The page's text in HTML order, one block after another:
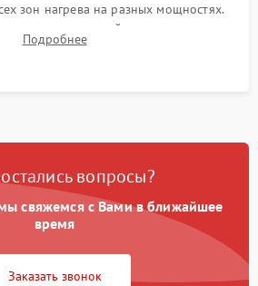
зон нагрева на разных мощностях.
управления, таймера, индикаторов
и систем защиты от перегрева.
Подробнее
вопросы?
мы свяжемся с Вами в ближайшее
время
Заказать звонок